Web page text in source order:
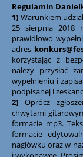
Regulamin
1) Warunkiem
25 sierpnia 2018
prawidłowo
adres
korzystając z
należy przysłać
wypełnieniu i
podpisanej i
2) Oprócz
chwytami
formacie mp3.
formacie
nagłówku oraz w